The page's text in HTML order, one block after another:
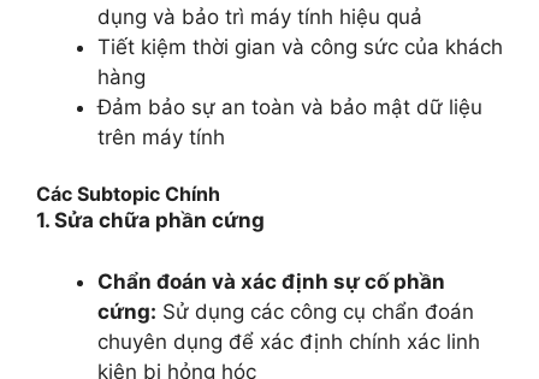
dụng và bảo trì máy tính hiệu quả
Tiết kiệm thời gian và công sức của khách
hàng
Đảm bảo sự an toàn và bảo mật dữ liệu
trên máy tính
Các Subtopic Chính
1. Sửa chữa phần cứng
Chẩn đoán và xác định sự cố phần
cứng: Sử dụng các công cụ chẩn đoán
chuyên dụng để xác định chính xác linh
kiện bị hỏng hóc